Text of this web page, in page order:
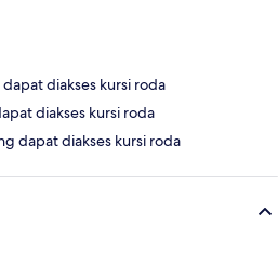
diakses kursi roda
diakses kursi roda
dapat diakses kursi roda